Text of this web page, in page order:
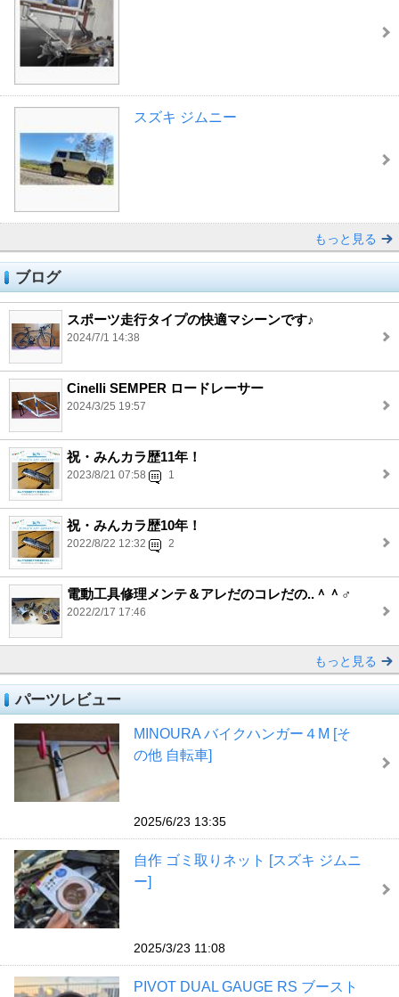
スズキ ジムニー
もっと見る
ブログ
スポーツ走行タイプの快適マシーンです♪
2024/7/1 14:38
Cinelli SEMPER ロードレーサー
2024/3/25 19:57
祝・みんカラ歴11年！
2023/8/21 07:58 1
祝・みんカラ歴10年！
2022/8/22 12:32 2
電動工具修理メンテ＆アレだのコレだの..＾＾♂
2022/2/17 17:46
もっと見る
パーツレビュー
MINOURA バイクハンガー４M [そ
の他 自転車]
2025/6/23 13:35
自作 ゴミ取りネット [スズキ ジムニ
ー]
2025/3/23 11:08
PIVOT DUAL GAUGE RS ブースト